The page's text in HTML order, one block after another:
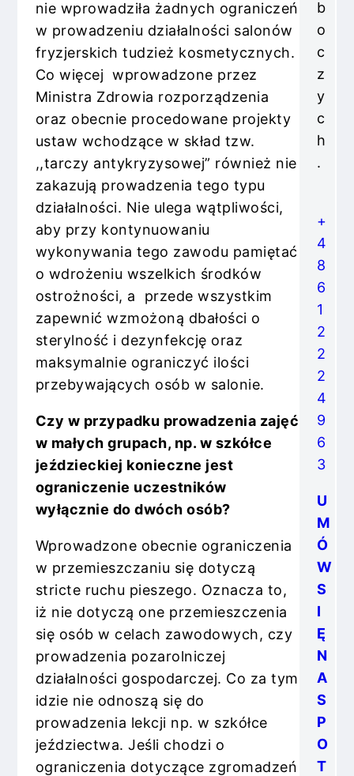
nie wprowadziła żadnych ograniczeń
w prowadzeniu działalności salonów
fryzjerskich tudzież kosmetycznych.
Co więcej wprowadzone przez
Ministra Zdrowia rozporządzenia
oraz obecnie procedowane projekty
ustaw wchodzące w skład tzw.
,,tarczy antykryzysowej” również nie
zakazują prowadzenia tego typu
działalności. Nie ulega wątpliwości,
aby przy kontynuowaniu
wykonywania tego zawodu pamiętać
o wdrożeniu wszelkich środków
ostrożności, a przede wszystkim
zapewnić wzmożoną dbałości o
sterylność i dezynfekcję oraz
maksymalnie ograniczyć ilości
przebywających osób w salonie.
Czy w przypadku prowadzenia zajęć
w małych grupach, np. w szkółce
jeździeckiej konieczne jest
ograniczenie uczestników
wyłącznie do dwóch osób?
Wprowadzone obecnie ograniczenia
w przemieszczaniu się dotyczą
stricte ruchu pieszego. Oznacza to,
iż nie dotyczą one przemieszczenia
się osób w celach zawodowych, czy
prowadzenia pozarolniczej
działalności gospodarczej. Co za tym
idzie nie odnoszą się do
prowadzenia lekcji np. w szkółce
jeździectwa. Jeśli chodzi o
ograniczenia dotyczące zgromadzeń
b
o
c
z
y
c
h
.
+
4
8
6
1
2
2
2
4
9
6
3
U
M
Ó
W
S
I
Ę
N
A
S
P
O
T